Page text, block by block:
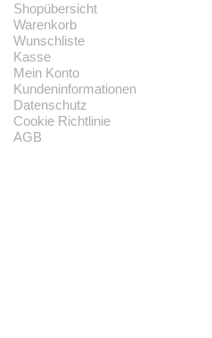
Shopübersicht
Warenkorb
Wunschliste
Kasse
Mein Konto
Kundeninformationen
Datenschutz
Cookie Richtlinie
AGB